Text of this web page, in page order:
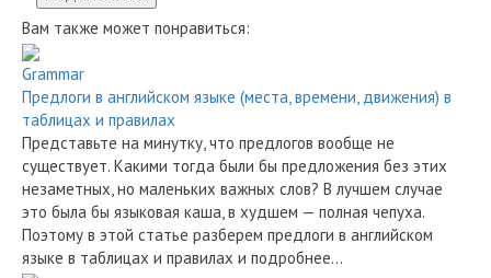
Вам также может понравиться:
Grammar
Предлоги в английском языке (места, времени, движения) в
таблицах и правилах
Представьте на минутку, что предлогов вообще не
существует. Какими тогда были бы предложения без этих
незаметных, но маленьких важных слов? В лучшем случае
это была бы языковая каша, в худшем — полная чепуха.
Поэтому в этой статье разберем предлоги в английском
языке в таблицах и правилах и подробнее…